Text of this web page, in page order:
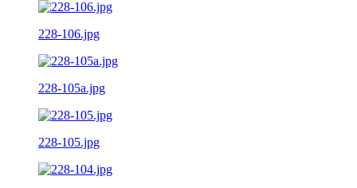
228-106.jpg
228-105a.jpg
228-105.jpg